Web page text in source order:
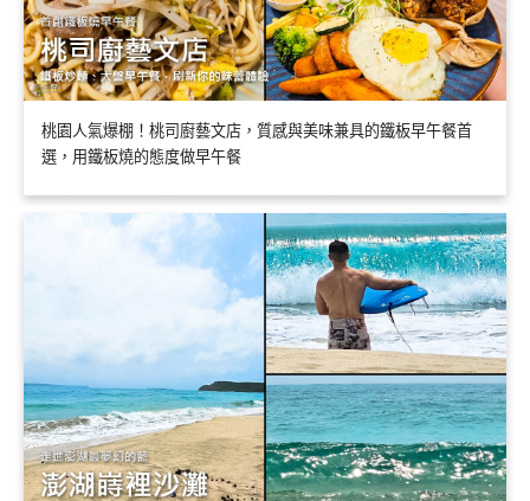
桃園人氣爆棚！桃司廚藝文店，質感與美味兼具的鐵板早午餐首
選，用鐵板燒的態度做早午餐